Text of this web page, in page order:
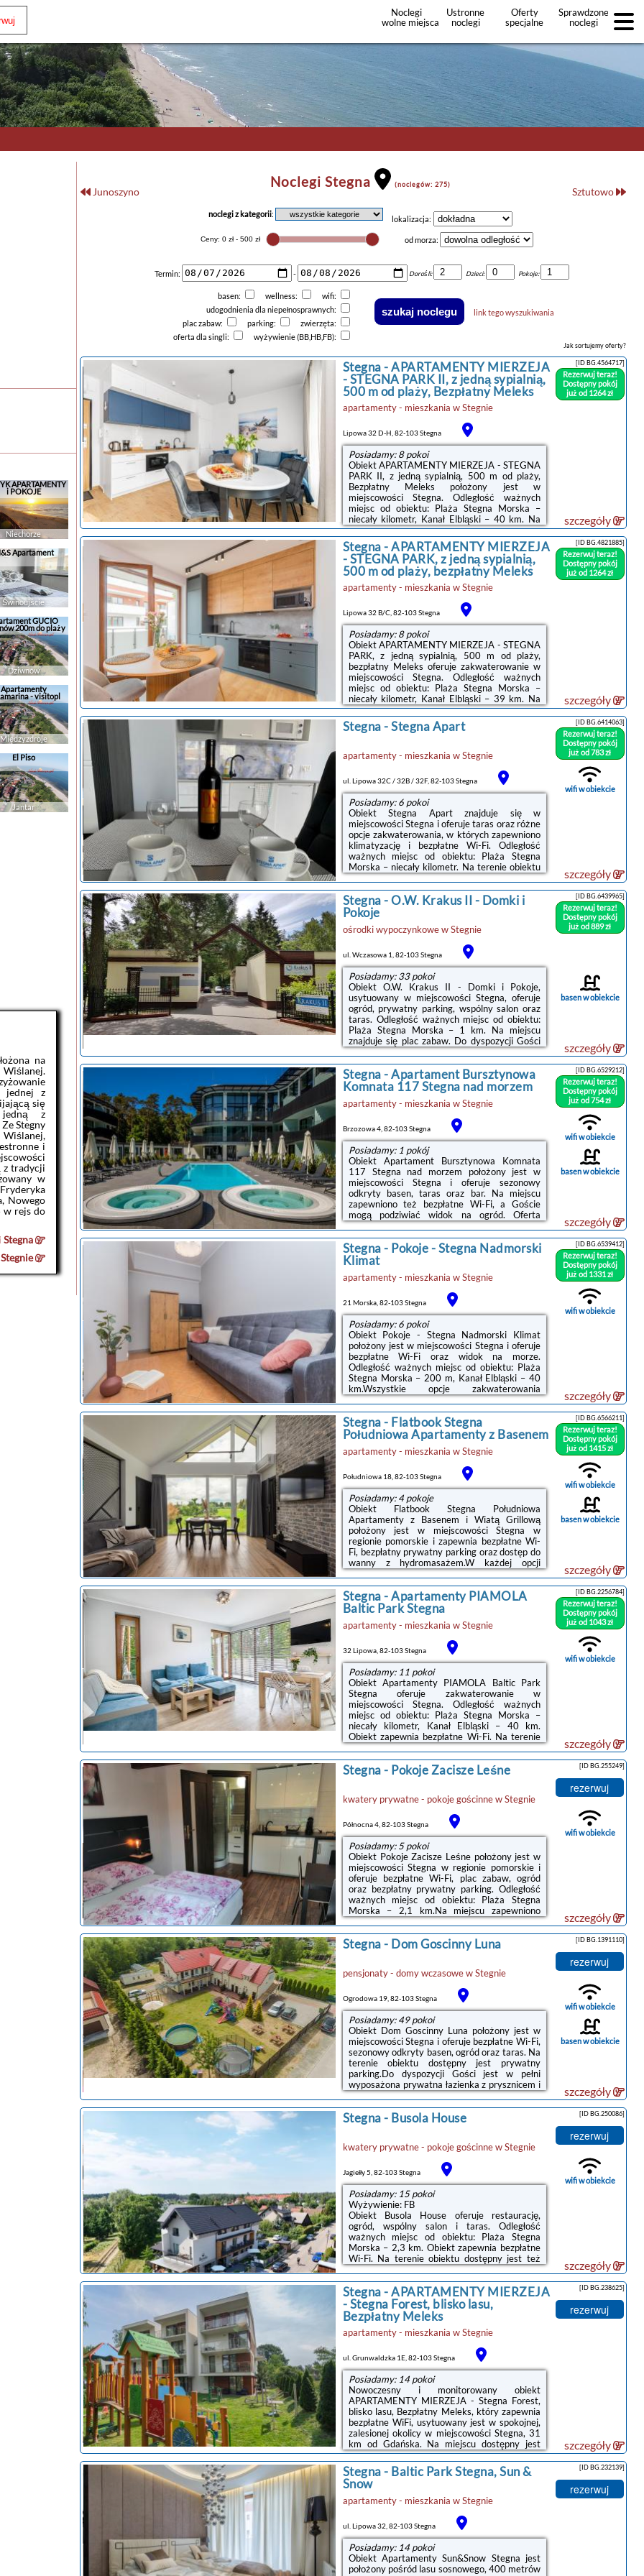
Noclegi
wolne miejsca
Ustronne
noclegi
Oferty
specjalne
Sprawdzone
noclegi
+Dodaj
Noclegi Stegna (noclegów: 275)
Junoszyno Sztutowo
noclegi z kategorii:
lokalizacja:
od morza:
Termin: - Dorośli: Dzieci: Pokoje:
basen: wellness:
wifi:
udogodnienia dla niepełnosprawnych:
plac zabaw:
parking:
zwierzęta:
oferta dla singli:
wyżywienie (BB,HB,FB):
link tego wyszukiwania
Jak sortujemy oferty?
noclegi Stegna
Stegna-APARTAMENTY MIERZEJA
- STEGNA PARK II, z jedną sypialnią,
500 m od plaży, Bezpłatny Meleks
apartamenty - mieszkania wStegnie
Lipowa 32 D-H, 82-103 Stegna
Posiadamy: 8 pokoi
Obiekt APARTAMENTY MIERZEJA - STEGNA
PARK II, z jedną sypialnią, 500 m od plaży,
Bezpłatny Meleks położony jest w
miejscowości Stegna. Odległość ważnych
miejsc od obiektu: Plaża Stegna Morska –
niecały kilometr, Kanał Elbląski – 40 km. Na
terenie obiektu znajduje się prywatny
parking.Każda opcja zakwaterowania
wyposażona jest w klimatyzację, telewizor z
płaskim ekranem i lodówkę. Do dyspozycji
Gości jest też prywatna łazienka z prysznicem.
Do dyspozycji Gości jest również jadalnia oraz
aneks kuchenny z zmywarką i płytą
kuchenną.Odległość ważnych miejsc od ...
[ID BG.4564717]
Rezerwuj teraz!
Dostępny pokój
już od 1264 zł
szczegóły
Stegna-APARTAMENTY MIERZEJA
- STEGNA PARK, z jedną sypialnią,
500 m od plaży, bezpłatny Meleks
apartamenty - mieszkania wStegnie
Lipowa 32 B/C, 82-103 Stegna
Posiadamy: 8 pokoi
Obiekt APARTAMENTY MIERZEJA - STEGNA
PARK, z jedną sypialnią, 500 m od plaży,
bezpłatny Meleks oferuje zakwaterowanie w
miejscowości Stegna. Odległość ważnych
miejsc od obiektu: Plaża Stegna Morska –
niecały kilometr, Kanał Elbląski – 39 km. Na
terenie obiektu znajduje się prywatny
parking.Każda opcja zakwaterowania ma
balkon i wyposażona jest w telewizor z
znajduje się aneks kuchenny z pełnym
wyposażeniem, w tym lodówką, jak również
część wypoczynkowa z rozkładaną sofą oraz
prywatna łazienka z prysznicem i suszarką do
włosów. ...
[ID BG.4821885]
Rezerwuj teraz!
Dostępny pokój
już od 1264 zł
szczegóły
Stegna-Stegna Apart
apartamenty - mieszkania wStegnie
ul. Lipowa 32C / 32B / 32F, 82-103 Stegna
Posiadamy: 6 pokoi
Obiekt Stegna Apart znajduje się w
miejscowości Stegna i oferuje taras oraz różne
opcje zakwaterowania, w których zapewniono
klimatyzację i bezpłatne Wi-Fi. Odległość
ważnych miejsc od obiektu: Plaża Stegna
Morska – niecały kilometr. Na terenie obiektu
znajduje się prywatny parking.We wszystkich
opcjach zakwaterowania znajduje się podłoga
wyłożona parkietem, kuchnia z pełnym
wyposażeniem, w tym lodówką, jadalnia, jak
również prywatna łazienka z prysznicem oraz
suszarką do włosów. Wyposażenie obejmuje
też telewizor z płaskim ekranem. Obiekt
zapewnia pościel i ręczniki ...
[ID BG.6414063]
Rezerwuj teraz!
Dostępny pokój
już od 783 zł
wifi w obiekcie
szczegóły
Stegna-O.W. Krakus II - Domki i
Pokoje
ośrodki wypoczynkowewStegnie
ul. Wczasowa 1, 82-103 Stegna
Posiadamy: 33 pokoi
Obiekt O.W. Krakus II - Domki i Pokoje,
usytuowany w miejscowości Stegna, oferuje
ogród, prywatny parking, wspólny salon oraz
taras. Odległość ważnych miejsc od obiektu:
Plaża Stegna Morska – 1 km. Na miejscu
znajduje się plac zabaw. Do dyspozycji Gości
są również pokoje rodzinne. Oferta ośrodka
wypoczynkowego obejmuje kryty basen oraz
przechowalnię bagażu.Każdą opcję
zakwaterowania w obiekcie wyposażono w
szafę i telewizor z płaskim ekranem. W każdej
opcji zakwaterowania znajduje się czajnik oraz
prywatna łazienka z prysznicem, a w
niektórych opcjach zakwaterowania ...
[ID BG.6439965]
Rezerwuj teraz!
Dostępny pokój
już od 889 zł
basen w obiekcie
szczegóły
Stegna-Apartament Bursztynowa
Komnata 117 Stegna nad morzem
apartamenty - mieszkania wStegnie
Brzozowa 4, 82-103 Stegna
Posiadamy: 1 pokój
Obiekt Apartament Bursztynowa Komnata
117 Stegna nad morzem położony jest w
miejscowości Stegna i oferuje sezonowy
odkryty basen, taras oraz bar. Na miejscu
zapewniono też bezpłatne Wi-Fi, a Goście
mogą podziwiać widok na ogród. Oferta
apartamentu obejmuje prywatny basen, ogród
oraz bezpłatny prywatny parking.W
apartamencie z 1 sypialnią zapewniono salon z
telewizorem z płaskim ekranem, kuchnię z
pełnym wyposażeniem oraz łazienkę
(1).Obiekt Apartament Bursztynowa Komnata
117 Stegna nad morzem oferuje wannę z
hydromasażem.Odległość ważnych miejsc od
obiektu: Plaża Stegna ...
[ID BG.6529212]
Rezerwuj teraz!
Dostępny pokój
już od 754 zł
wifi w obiekcie
basen w obiekcie
szczegóły
Stegna- Pokoje - Stegna Nadmorski
Klimat
apartamenty - mieszkania wStegnie
21 Morska, 82-103 Stegna
Posiadamy: 6 pokoi
Obiekt Pokoje - Stegna Nadmorski Klimat
położony jest w miejscowości Stegna i oferuje
bezpłatne Wi-Fi oraz widok na morze.
Odległość ważnych miejsc od obiektu: Plaża
Stegna Morska – 200 m, Kanał Elbląski – 40
km.Wszystkie opcje zakwaterowania
wyposażono w telewizor z dostępem do
kanałów kablowych. W każdej opcji do
dyspozycji Gości jest też część
wypoczynkowa oraz prywatna łazienka z
bezpłatnym zestawem kosmetyków i
prysznicem. Wyposażenie obejmuje także
lodówkę i czajnik.Odległość ważnych miejsc od
obiektu: Centralne Muzeum Morskie – 46 km,
Polska Filharmonia ...
[ID BG.6539412]
Rezerwuj teraz!
Dostępny pokój
już od 1331 zł
wifi w obiekcie
szczegóły
Stegna- Flatbook Stegna
Południowa Apartamenty z Basenem
apartamenty - mieszkania wStegnie
Południowa 18, 82-103 Stegna
Posiadamy: 4 pokoje
Obiekt Flatbook Stegna Południowa
Apartamenty z Basenem i Wiatą Grillową
położony jest w miejscowości Stegna w
regionie pomorskie i zapewnia bezpłatne Wi-
Fi, bezpłatny prywatny parking oraz dostęp do
wanny z hydromasażem.W każdej opcji
zakwaterowania znajduje się aneks kuchenny
z pełnym wyposażeniem, w tym lodówką, jak
również część wypoczynkowa z rozkładaną
sofą, telewizor z płaskim ekranem oraz
prywatna łazienka z prysznicem i bezpłatnym
zestawem kosmetyków. Wyposażenie
obejmuje także zmywarkę, płytę kuchenną,
toster, ekspres do kawy i czajnik.Goście mogą
popływać ...
[ID BG.6566211]
Rezerwuj teraz!
Dostępny pokój
już od 1415 zł
wifi w obiekcie
basen w obiekcie
szczegóły
Stegna-Apartamenty PIAMOLA
Baltic Park Stegna
apartamenty - mieszkania wStegnie
32 Lipowa, 82-103 Stegna
Posiadamy: 11 pokoi
Obiekt Apartamenty PIAMOLA Baltic Park
Stegna oferuje zakwaterowanie w
miejscowości Stegna. Odległość ważnych
miejsc od obiektu: Plaża Stegna Morska –
niecały kilometr, Kanał Elbląski – 40 km.
Obiekt zapewnia bezpłatne Wi-Fi. Na terenie
obiektu dostępny jest też prywatny parking.W
każdej opcji zakwaterowania znajduje się
aneks kuchenny z pełnym wyposażeniem i
stołem, a także prywatna łazienka z
Wyposażenie obejmuje również telewizor z
płaskim ekranem. Niektóre opcje
zakwaterowania mają taras lub balkon z
widokiem na ogród.W obiekcie ...
[ID BG.2256784]
Rezerwuj teraz!
Dostępny pokój
już od 1043 zł
wifi w obiekcie
szczegóły
noclegi Stegna
Stegna- Pokoje Zacisze Leśne
kwatery prywatne - pokoje gościnnewStegnie
Północna 4, 82-103 Stegna
Posiadamy: 5 pokoi
Obiekt Pokoje Zacisze Leśne położony jest w
miejscowości Stegna w regionie pomorskie i
oferuje bezpłatne Wi-Fi, plac zabaw, ogród
oraz bezpłatny prywatny parking. Odległość
ważnych miejsc od obiektu: Plaża Stegna
Morska – 2,1 km.Na miejscu zapewniono
aneks kuchenny z pełnym wyposażeniem, w
tym lodówką i czajnikiem, a także telewizor z
płaskim ekranem oraz prywatną łazienkę z
prysznicem. Niektóre opcje zakwaterowania
ogród.Odległość ważnych miejsc od obiektu:
Kanał Elbląski – 39 km, Centralne Muzeum
Morskie – 44 km. Lotnisko ...
[ID BG.255249]
rezerwuj
wifi w obiekcie
szczegóły
Stegna- Dom Goscinny Luna
pensjonaty - domy wczasowewStegnie
Ogrodowa 19, 82-103 Stegna
Posiadamy: 49 pokoi
Obiekt Dom Goscinny Luna położony jest w
miejscowości Stegna i oferuje bezpłatne Wi-Fi,
sezonowy odkryty basen, ogród oraz taras. Na
terenie obiektu dostępny jest prywatny
parking.Do dyspozycji Gości jest w pełni
wyposażona prywatna łazienka z prysznicem i
suszarką do włosów.Na terenie obiektu Dom
Goscinny Luna znajduje się plac zabaw i sprzęt
do grillowania.Odległość ważnych miejsc od
obiektu: Plaża Stegna Morska – 2,9 km, Kanał
Rębiechowo znajduje się 65 km od
obiektu.Doba hotelowa od godziny 15:00 do
11:00.W obiekcie obowiązuje ...
[ID BG.1391110]
rezerwuj
wifi w obiekcie
basen w obiekcie
szczegóły
Stegna- Busola House
kwatery prywatne - pokoje gościnnewStegnie
Jagiełły 5, 82-103 Stegna
Posiadamy: 15 pokoi
Wyżywienie: FB
Obiekt Busola House oferuje restaurację,
ogród, wspólny salon i taras. Odległość
ważnych miejsc od obiektu: Plaża Stegna
Morska – 2,3 km. Obiekt zapewnia bezpłatne
Wi-Fi. Na terenie obiektu dostępny jest też
prywatny parking.W obiekcie zapewniono
telewizor z płaskim ekranem oraz prywatną
łazienkę z bezpłatnym zestawem
kosmetyków, suszarką do włosów i
prysznicem. Wyposażenie obejmuje także
lodówkę i czajnik.Odległość ważnych miejsc od
obiektu: Kanał Elbląski – 38 km, Centralne
Gdańsk-Rębiechowo znajduje się 59 km od ...
[ID BG.250086]
rezerwuj
wifi w obiekcie
szczegóły
Stegna-APARTAMENTY MIERZEJA
- Stegna Forest, blisko lasu,
Bezpłatny Meleks
apartamenty - mieszkania wStegnie
ul. Grunwaldzka 1E, 82-103 Stegna
Posiadamy: 14 pokoi
Nowoczesny i monitorowany obiekt
APARTAMENTY MIERZEJA - Stegna Forest,
blisko lasu, Bezpłatny Meleks, który zapewnia
bezpłatne WiFi, usytuowany jest w spokojnej,
zalesionej okolicy w miejscowości Stegna, 31
km od Gdańska. Na miejscu dostępny jest
bezpłatny prywatny parking – zarówno
podziemny, jak i naziemny.Obiekt oferuje
apartamenty z telewizorem, jadalnią oraz
aneksem kuchennym z kuchenką mikrofalową,
lodówką i czajnikiem. W każdym apartamencie
znajduje się też łazienka z prysznicem i
suszarką do włosów. Obiekt zapewnia
pościel.Na miejscu można wypożyczyć
rowery. W ...
[ID BG.238625]
rezerwuj
szczegóły
Stegna- Baltic Park Stegna, Sun &
Snow
apartamenty - mieszkania wStegnie
ul. Lipowa 32, 82-103 Stegna
Posiadamy: 14 pokoi
Obiekt Apartamenty Sun&Snow Stegna jest
położony pośród lasu sosnowego, 400 metrów
[ID BG.232139]
rezerwuj
APARTAMENTY
i POKOJE
Niechorze
Apartament
Świnoujście
GUCIO
200m do plaży
Dziwnów
Apartamenty
- visitopl
Międzyzdroje
El Piso
Jantar
na
Wiślanej.
jednej z
się
jedną z
Stegny
i
z tradycji
w
Nowego
w rejs do
Stegna
Stegnie